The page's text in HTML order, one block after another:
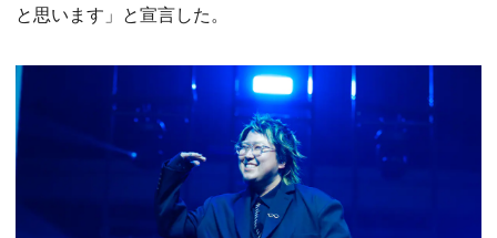
と思います」と宣言した。